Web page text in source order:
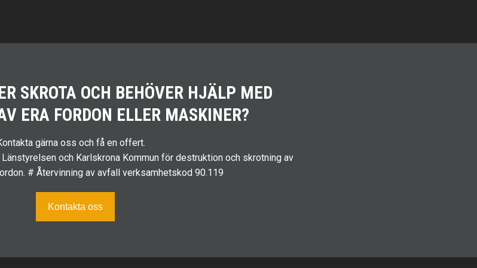
SKROTA OCH BEHÖVER HJÄLP MED
ERA FORDON ELLER MASKINER?
gärna oss och få en offert.
och Karlskrona Kommun för destruktion och skrotning av
# Återvinning av avfall verksamhetskod 90.119
Kontakta oss